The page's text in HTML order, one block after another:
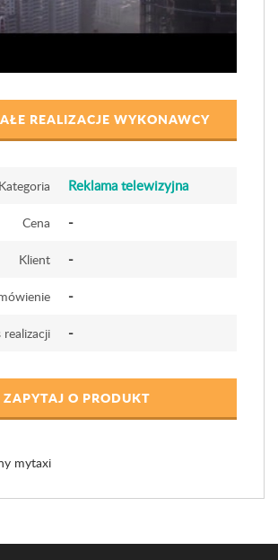
REALIZACJE WYKONAWCY
Kategoria Reklama telewizyjna
Cena -
Klient -
-
realizacji -
ZAPYTAJ O PRODUKT
mytaxi